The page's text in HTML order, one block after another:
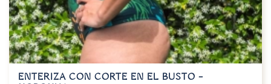
ENTERIZA CON CORTE EN EL BUSTO –